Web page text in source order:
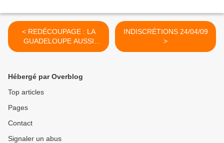
< REDÉCOUPAGE : LA
GUADELOUPE AUSSI
23/04/09
INDISCRÉTIONS 24/04/09
>
Hébergé par Overblog
Top articles
Pages
Contact
Signaler un abus